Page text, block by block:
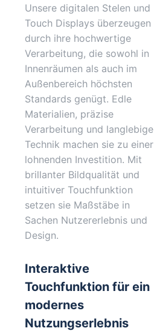
Unsere digitalen Stelen und
Touch Displays überzeugen
durch ihre hochwertige
Verarbeitung, die sowohl in
Innenräumen als auch im
Außenbereich höchsten
Standards genügt. Edle
Materialien, präzise
Verarbeitung und langlebige
Technik machen sie zu einer
lohnenden Investition. Mit
brillanter Bildqualität und
intuitiver Touchfunktion
setzen sie Maßstäbe in
Sachen Nutzererlebnis und
Design.
Interaktive
Touchfunktion für ein
modernes
Nutzungserlebnis